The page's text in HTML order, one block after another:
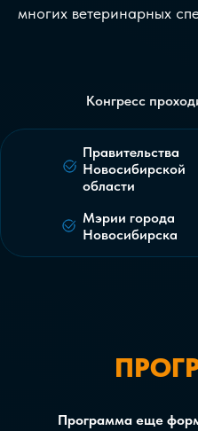
многих ветеринарных
Конгресс
Правительства
Новосибирской
области
Мэрии города
Новосибирска
Программа еще